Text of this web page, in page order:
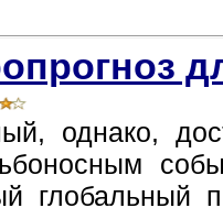
однако,
глобальный